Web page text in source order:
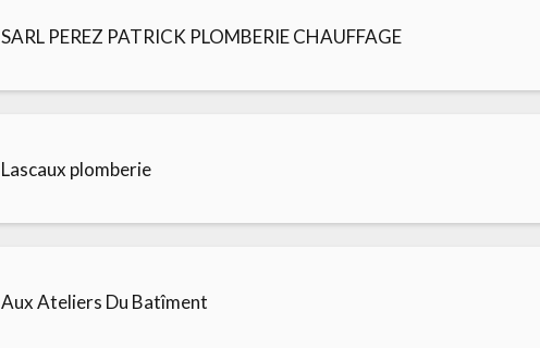
SARL PEREZ PATRICK PLOMBERIE CHAUFFAGE
Lascaux plomberie
Aux Ateliers Du Batîment